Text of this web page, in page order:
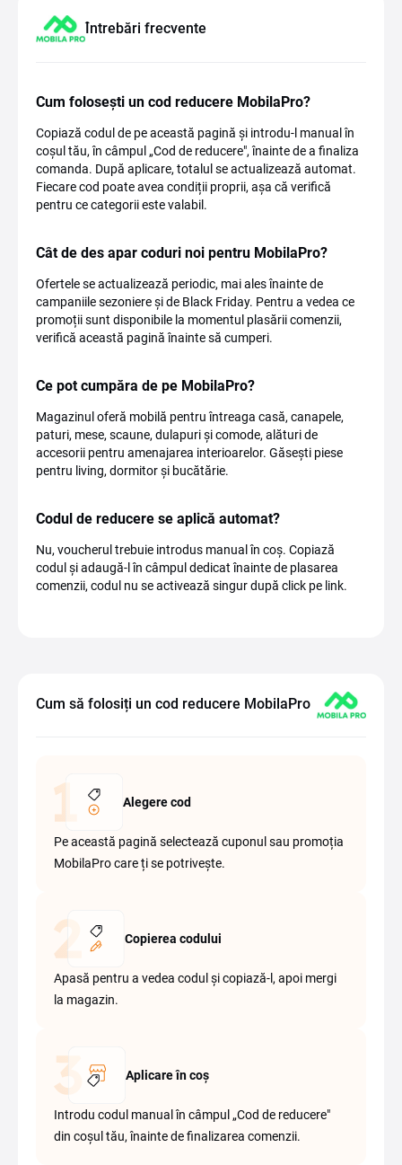
Întrebări frecvente
Cum folosești un cod reducere MobilaPro?
Copiază codul de pe această pagină și introdu-l manual în
coșul tău, în câmpul „Cod de reducere", înainte de a finaliza
comanda. După aplicare, totalul se actualizează automat.
Fiecare cod poate avea condiții proprii, așa că verifică
pentru ce categorii este valabil.
Cât de des apar coduri noi pentru MobilaPro?
Ofertele se actualizează periodic, mai ales înainte de
campaniile sezoniere și de Black Friday. Pentru a vedea ce
promoții sunt disponibile la momentul plasării comenzii,
verifică această pagină înainte să cumperi.
Ce pot cumpăra de pe MobilaPro?
Magazinul oferă mobilă pentru întreaga casă, canapele,
paturi, mese, scaune, dulapuri și comode, alături de
accesorii pentru amenajarea interioarelor. Găsești piese
pentru living, dormitor și bucătărie.
Codul de reducere se aplică automat?
Nu, voucherul trebuie introdus manual în coș. Copiază
codul și adaugă-l în câmpul dedicat înainte de plasarea
comenzii, codul nu se activează singur după click pe link.
Cum să folosiți un cod reducere MobilaPro
Alegere cod
Pe această pagină selectează cuponul sau promoția
MobilaPro care ți se potrivește.
Copierea codului
Apasă pentru a vedea codul și copiază-l, apoi mergi
la magazin.
Aplicare în coș
Introdu codul manual în câmpul „Cod de reducere"
din coșul tău, înainte de finalizarea comenzii.